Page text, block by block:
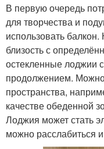
В первую очередь
для творчества и
использовать
близость с
остекленные лоджии
продолжением.
пространства,
качестве обеденной
Лоджия может стать
можно расслабиться